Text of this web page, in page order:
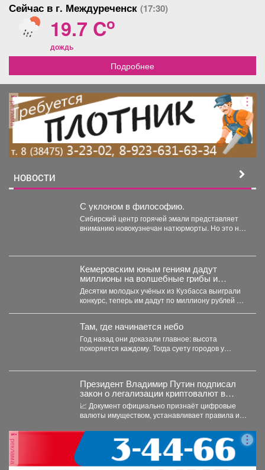
Сейчас в г. Междуреченск (17:30)
19.7 Co
дождь
Подробнее
реклама
НОВОСТИ
С уклоном в философию.
Сибирский центр горячей эмали представляет
вниманию новокузнечан натюрморты. Но это не
Кемеровским юным гениям дадут
миллионы на волшебные грибы и
чудных птиц
Десятки молодых учёных из Кузбасса выиграли
конкурс, теперь им дадут по миллиону рублей на
Там, где начинается небо
Год назад они доказали главное: высота
покоряется каждому. Тогда суету городов у
Президент Владимир Путин подписал
закон о легализации криптовалют в
России.
📈 Документ официально признаёт цифровые
валюты имуществом, устанавливает правила их
реклама